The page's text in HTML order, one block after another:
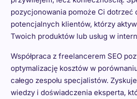
pozycjonowania pomoże Ci dotrzeć
potencjalnych klientów, którzy
Twoich produktów lub usług w
Współpraca z freelancerem SEO
optymalizację kosztów w
całego zespołu specjalistów.
wiedzy i doświadczenia eksperta,